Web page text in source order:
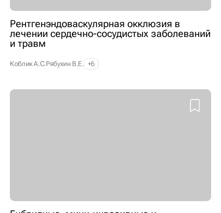
Рентгенэндоваскулярная окклюзия в
лечении сердечно-сосудистых заболеваний
и травм
Коблик А.С.Рябухин В.Е. +6